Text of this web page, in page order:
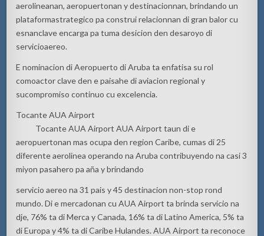
aerolineanan,aeropuertonan ydestinacionnan,brindando un
plataformastrategico paconstruirelacionnan di granbalorcu
esnanclaveencarga patuma desicion dendesaroyo di
servicioaereo.
Enominacion di Aeropuerto di Aruba taenfatisa su rol
comoactor clave den epaisahediaviacion regional y
sucompromiso continuo cuexcelencia.
Tocante AUAAirport
Tocante AUAAirport AUAAirport taun di e
aeropuertonan mas ocupa denregion Caribe,cumas di 25
diferenteaerolinea operandona Aruba contribuyendona casi 3
miyon pasahero pa aña y brindando
servicio aereo na 31 pais y 45 destinacion non-stop rond
mundo. Di e mercadonan cu AUA Airport ta brinda servicio na
dje, 76% ta di Merca y Canada, 16% ta di LatinoAmerica, 5% ta
di Europa y 4% ta di Caribe Hulandes. AUA Airport ta reconoce